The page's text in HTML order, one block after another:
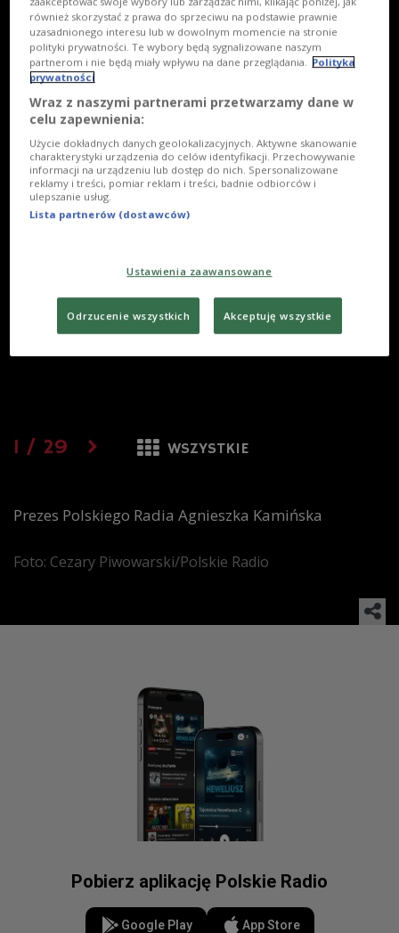
1 / 29 WSZYSTKIE
Prezes Polskiego Radia Agnieszka Kamińska
Foto: Cezary Piwowarski/Polskie Radio
Pobierz aplikację Polskie Radio
Google Play App Store
również skorzystać z prawa do sprzeciwu na podstawie prawnie
uzasadnionego interesu lub w dowolnym momencie na stronie
polityki prywatności. Te wybory będą sygnalizowane naszym
partnerom i nie będą miały wpływu na dane przeglądania. Polityka
prywatności
Wraz z naszymi partnerami przetwarzamy dane w
celu zapewnienia:
Użycie dokładnych danych geolokalizacyjnych. Aktywne skanowanie
charakterystyki urządzenia do celów identyfikacji. Przechowywanie
informacji na urządzeniu lub dostęp do nich. Spersonalizowane
reklamy i treści, pomiar reklam i treści, badnie odbiorców i
ulepszanie usług.
Lista partnerów (dostawców)
Ustawienia zaawansowane
Odrzucenie wszystkich Akceptuję wszystkie